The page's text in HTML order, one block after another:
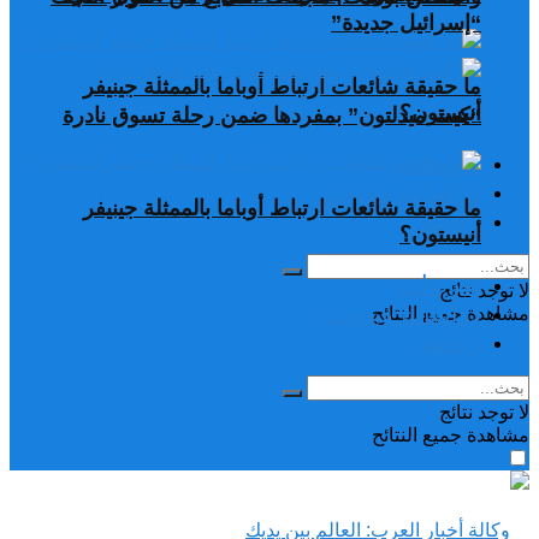
ما حقيقة شائعات ارتباط أوباما بالممثلة جينيفر
أنيستون؟
تغريدات
دراسات وبحوث
رياضة
لا توجد نتائج
مشاهدة جميع النتائح
“إسرائيل جديدة”
“كيت ميدلتون” بمفردها ضمن رحلة تسوق نادرة
ما حقيقة شائعات ارتباط أوباما بالممثلة جينيفر
أنيستون؟
تغريدات
دراسات وبحوث
لا توجد نتائج
مشاهدة جميع النتائح